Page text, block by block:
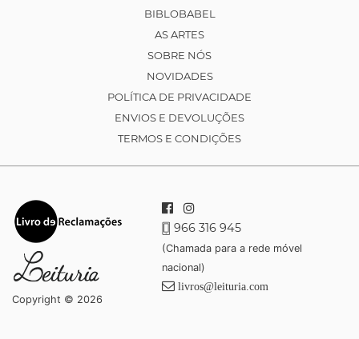
BIBLOBABEL
AS ARTES
SOBRE NÓS
NOVIDADES
POLÍTICA DE PRIVACIDADE
ENVIOS E DEVOLUÇÕES
TERMOS E CONDIÇÕES
Copyright © 2026
966 316 945
(Chamada para a rede móvel
nacional)
livros@leituria.com